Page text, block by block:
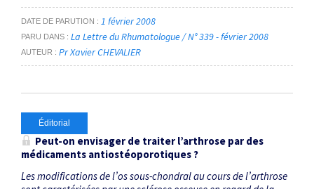
DATE DE PARUTION 1 février 2008
PARU DANS La Lettre du Rhumatologue / N° 339 - février 2008
AUTEUR Pr Xavier CHEVALIER
Éditorial
Peut-on envisager de traiter l’arthrose par des
médicaments antiostéoporotiques ?
Les modifications de l’os sous-chondral au cours de l’arthrose